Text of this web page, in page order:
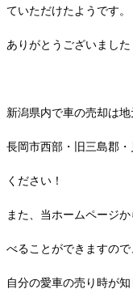
ていただけたようです。
ありがとうございました
新潟県内で車の売却は
長岡市西部・旧三島郡
ください！
また、当ホームページ
べることができますので
自分の愛車の売り時が